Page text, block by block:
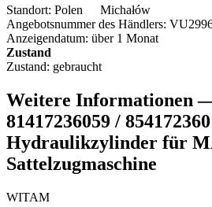
Standort: Polen
Michałów
Angebotsnummer des Händlers:
Anzeigendatum: über 1 Monat
Zustand
Zustand: gebraucht
Weitere Informationen
81417236059 /
Hydraulikzylinder für
Sattelzugmaschine
WITAM